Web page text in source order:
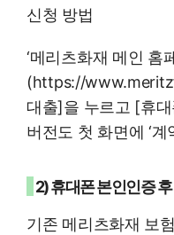
‘메리츠화재 메인 홈
(https://
대출]을 누르고 [휴
버전도 첫 화면에 ‘계
2) 휴대폰 본인인증
기존 메리츠화재 보